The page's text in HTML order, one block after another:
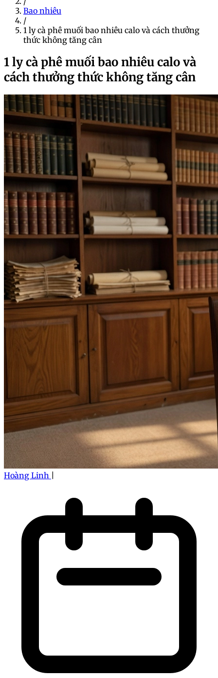
Bao nhiêu
/
1 ly cà phê muối bao nhiêu calo và cách thưởng
thức không tăng cân
1 ly cà phê muối bao nhiêu calo và
cách thưởng thức không tăng cân
Hoàng Linh